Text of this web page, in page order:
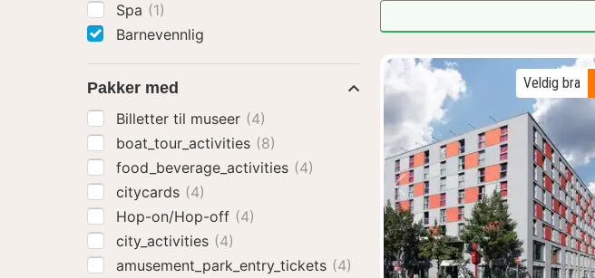
Forrige bilde
Veldig bra
Spa (1)
Barnevennlig
Pakker med
Billetter til museer (4)
boat_tour_activities (8)
food_beverage_activities (4)
citycards (4)
Hop-on/Hop-off (4)
city_activities (4)
amusement_park_entry_tickets (4)